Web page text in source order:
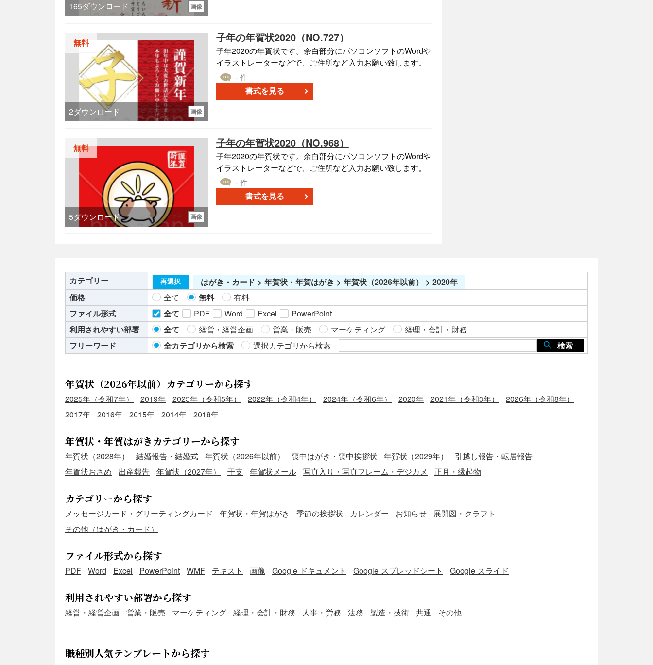
165ダウンロード 画像
無料
2ダウンロード 画像
子年の年賀状2020（NO.727）
子年2020の年賀状です。余白部分にパソコンソフトのWordや
イラストレーターなどで、ご住所など入力お願い致します。
- 件
書式を見る
無料
5ダウンロード 画像
子年の年賀状2020（NO.968）
子年2020の年賀状です。余白部分にパソコンソフトのWordや
イラストレーターなどで、ご住所など入力お願い致します。
- 件
書式を見る
カテゴリー 再選択
はがき・カード > 年賀状・年賀はがき > 年賀状（2026年以前） > 2020年
価格
全て 無料
有料
ファイル形式
全て PDF Word Excel
PowerPoint
利用されやすい部署
全て 経営・経営企画 営業・販売 マーケティング
経理・会計・財務
フリーワード
全カテゴリから検索 選択カテゴリから検索 検索
年賀状（2026年以前）カテゴリーから探す
2025年（令和7年） 2019年 2023年（令和5年） 2022年（令和4年） 2024年（令和6年） 2020年 2021年（令和3年）
2026年（令和8年）
2017年
2016年 2015年 2014年 2018年
年賀状・年賀はがきカテゴリーから探す
年賀状（2028年） 結婚報告・結婚式 年賀状（2026年以前） 喪中はがき・喪中挨拶状 年賀状（2029年）
引越し報告・転居報告
年賀状おさめ
出産報告 年賀状（2027年） 干支 年賀状メール 写真入り・写真フレーム・デジカメ 正月・縁起物
カテゴリーから探す
メッセージカード・グリーティングカード 年賀状・年賀はがき 季節の挨拶状 カレンダー お知らせ
展開図・クラフト
その他（はがき・カード）
ファイル形式から探す
PDF Word Excel PowerPoint WMF テキスト 画像 Google ドキュメント Google スプレッドシート Google スライド
利用されやすい部署から探す
経営・経営企画 営業・販売 マーケティング 経理・会計・財務 人事・労務 法務 製造・技術 共通 その他
職種別人気テンプレートから探す